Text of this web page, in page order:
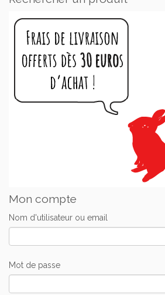
Mon compte
Nom d'utilisateur ou email
Mot de passe